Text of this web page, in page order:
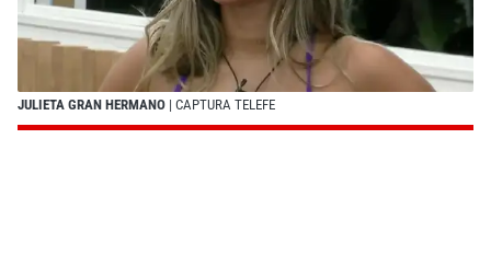
JULIETA GRAN HERMANO | CAPTURA TELEFE